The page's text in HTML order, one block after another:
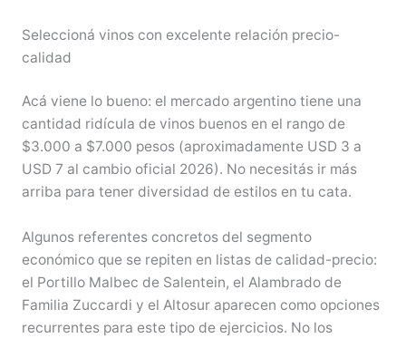
Seleccioná vinos con excelente relación precio-
calidad
Acá viene lo bueno: el mercado argentino tiene una
cantidad ridícula de vinos buenos en el rango de
$3.000 a $7.000 pesos (aproximadamente USD 3 a
USD 7 al cambio oficial 2026). No necesitás ir más
arriba para tener diversidad de estilos en tu cata.
Algunos referentes concretos del segmento
económico que se repiten en listas de calidad-precio:
el Portillo Malbec de Salentein, el Alambrado de
Familia Zuccardi y el Altosur aparecen como opciones
recurrentes para este tipo de ejercicios. No los